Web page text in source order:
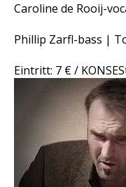
Caroline de Rooij-
Phillip Zarfl-bass |
Eintritt: 7 € /